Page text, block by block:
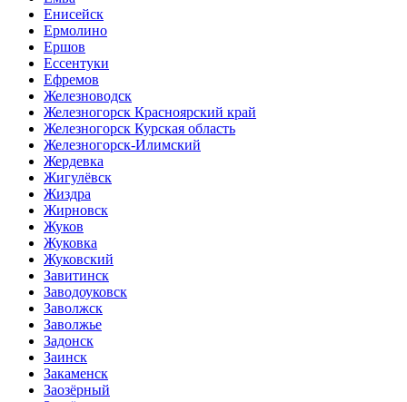
Енисейск
Ермолино
Ершов
Ессентуки
Ефремов
Железноводск
Железногорск Красноярский край
Железногорск Курская область
Железногорск-Илимский
Жердевка
Жигулёвск
Жиздра
Жирновск
Жуков
Жуковка
Жуковский
Завитинск
Заводоуковск
Заволжск
Заволжье
Задонск
Заинск
Закаменск
Заозёрный